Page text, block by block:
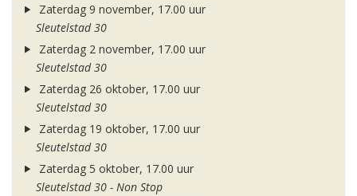
Zaterdag 9 november, 17.00 uur
Sleutelstad 30
Zaterdag 2 november, 17.00 uur
Sleutelstad 30
Zaterdag 26 oktober, 17.00 uur
Sleutelstad 30
Zaterdag 19 oktober, 17.00 uur
Sleutelstad 30
Zaterdag 5 oktober, 17.00 uur
Sleutelstad 30 - Non Stop